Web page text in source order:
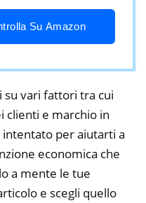
Su Amazon
su vari fattori tra cui
clienti e marchio in
intentato per aiutarti a
economica che
a mente le tue
e scegli quello